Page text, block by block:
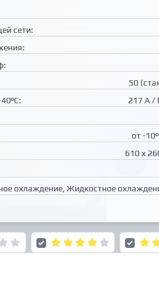
сети:
50
217 A /
от -
610 х
охлаждение, Жидкостное